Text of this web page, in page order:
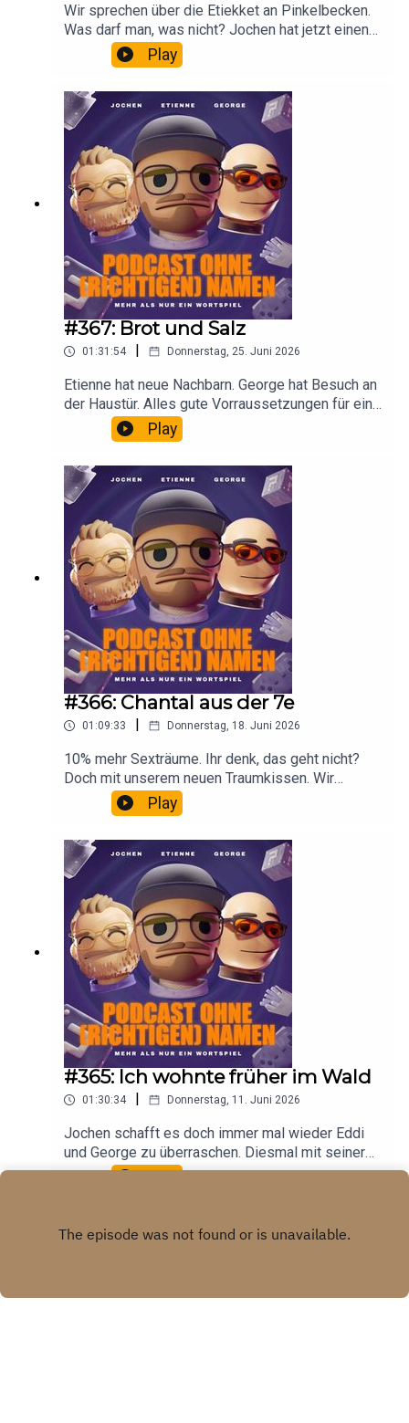
Wir sprechen über die Etiekket an Pinkelbecken.
Was darf man, was nicht? Jochen hat jetzt einen
Swimminpool im Garten und Eddi Stress an der
Kasse. Mal wieder.Werbung:Sparpotenzial finden
! 💰 Mit Code OHNENAMEN 3 holst du dir 3
Monate Finanzguru Plus gratis unddeckst
unnötige Kosten sofort auf. 👉 Hier direkt
loslegen: https://app.adjust.com/1nep264w
Play
#367: Brot und Salz
01:31:54 | Donnerstag, 25. Juni 2026
Etienne hat neue Nachbarn. George hat Besuch an
der Haustür. Alles gute Vorraussetzungen für eine
spannende Folge.
Play
#366: Chantal aus der 7e
01:09:33 | Donnerstag, 18. Juni 2026
10% mehr Sexträume. Ihr denk, das geht nicht?
Doch mit unserem neuen Traumkissen. Wir
werden also mal wieder reich mit einer super
Idee. Wir sprechen ausserdem über die WM und
die Chantal aus der 7e.
Play
#365: Ich wohnte früher im Wald
01:30:34 Donnerstag, 11. Juni 2026
Jochen schafft es doch immer mal wieder Eddi
und George zu überraschen. Diesmal mit seiner
Lebensgeschichte, und zwar der Teil, in dem er